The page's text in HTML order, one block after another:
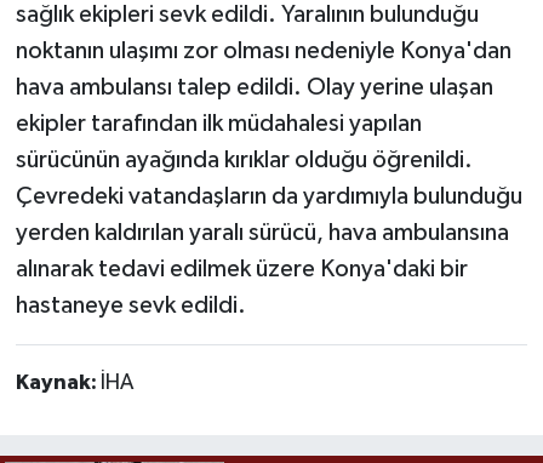
sağlık ekipleri sevk edildi. Yaralının bulunduğu
noktanın ulaşımı zor olması nedeniyle Konya'dan
hava ambulansı talep edildi. Olay yerine ulaşan
ekipler tarafından ilk müdahalesi yapılan
sürücünün ayağında kırıklar olduğu öğrenildi.
Çevredeki vatandaşların da yardımıyla bulunduğu
yerden kaldırılan yaralı sürücü, hava ambulansına
alınarak tedavi edilmek üzere Konya'daki bir
hastaneye sevk edildi.
Kaynak: İHA